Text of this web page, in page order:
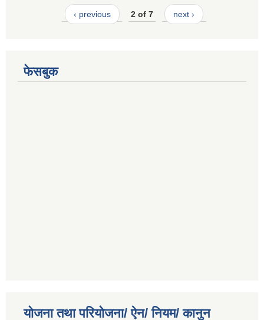
‹ previous 2 of 7 next ›
फेसबुक
योजना तथा परियोजना/ ऐन/ नियम/ कानुन